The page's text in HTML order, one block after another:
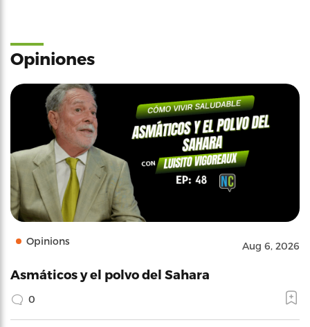
Opiniones
Opinions Aug 6, 2026
Asmáticos y el polvo del Sahara
0